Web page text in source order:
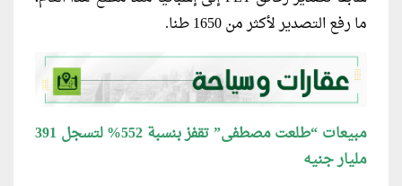
ما رفع التصدير لأكثر من 1650 طنا.
مبيعات “طلعت مصطفى” تقفز بنسبة 552% لتسجل 391
مليار جنيه